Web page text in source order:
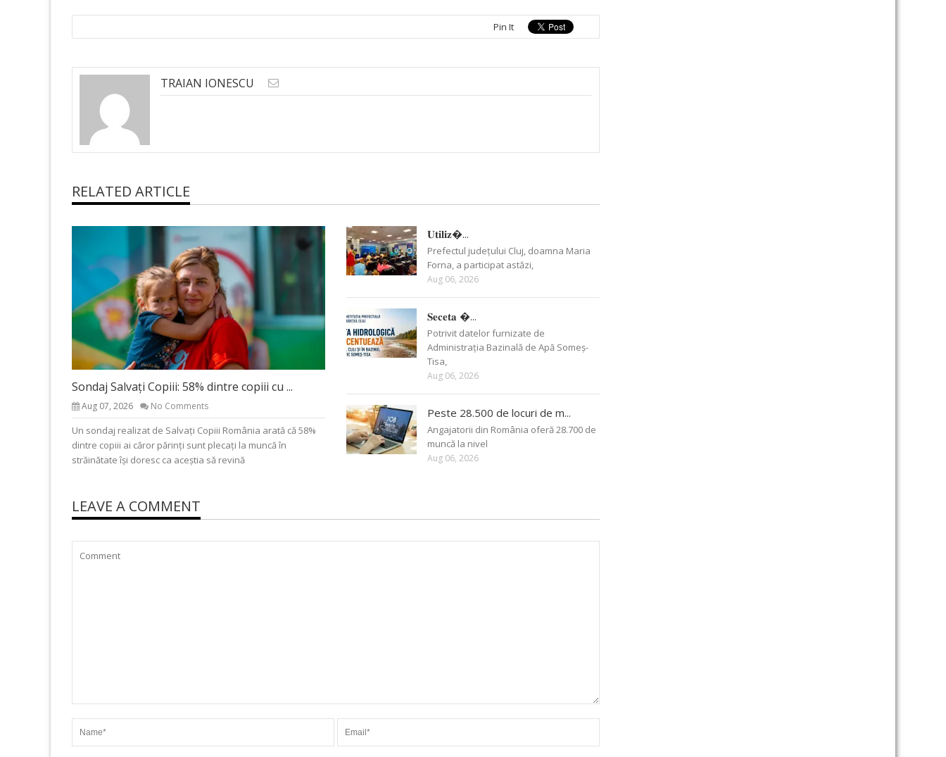
Pin It
TRAIAN IONESCU
RELATED ARTICLE
Sondaj Salvați Copiii: 58% dintre copiii cu ...
Aug 07, 2026 No Comments
Un sondaj realizat de Salvați Copiii România arată că 58%
dintre copiii ai căror părinți sunt plecați la muncă în
străinătate își doresc ca aceștia să revină
𝐔𝐭𝐢𝐥𝐢𝐳�...
Prefectul județului Cluj, doamna Maria
Forna, a participat astăzi,
Aug 06, 2026
𝐒𝐞𝐜𝐞𝐭𝐚 �...
Potrivit datelor furnizate de
Administrația Bazinală de Apă Someș-
Tisa,
Aug 06, 2026
Peste 28.500 de locuri de m...
Angajatorii din România oferă 28.700 de
muncă la nivel
Aug 06, 2026
LEAVE A COMMENT